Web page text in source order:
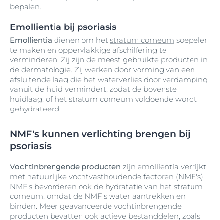
bepalen.
Emollientia bij psoriasis
Emollientia dienen om het stratum corneum soepeler
te maken en oppervlakkige afschilfering te
verminderen. Zij zijn de meest gebruikte producten in
de dermatologie. Zij werken door vorming van een
afsluitende laag die het waterverlies door verdamping
vanuit de huid vermindert, zodat de bovenste
huidlaag, of het stratum corneum voldoende wordt
gehydrateerd.
NMF's kunnen verlichting brengen bij
psoriasis
Vochtinbrengende producten zijn emollientia verrijkt
met natuurlijke vochtvasthoudende factoren (NMF's).
NMF's bevorderen ook de hydratatie van het stratum
corneum, omdat de NMF's water aantrekken en
binden. Meer geavanceerde vochtinbrengende
producten bevatten ook actieve bestanddelen, zoals